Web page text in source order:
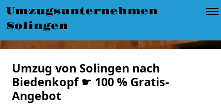
Umzugsunternehmen
Solingen
Umzug von Solingen nach
Biedenkopf ☛ 100 % Gratis-
Angebot